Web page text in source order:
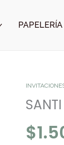
PAPELERÍA
$
SANTI
Y
cantidad